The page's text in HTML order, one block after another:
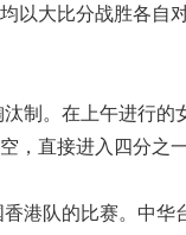
以大比分战胜各自
。在上午进行的
，直接进入四分之一
队的比赛。中华